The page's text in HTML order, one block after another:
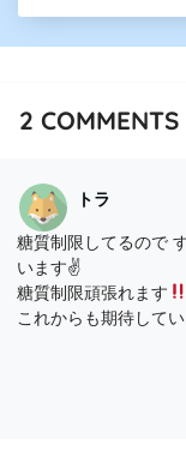
2 COMMENTS
トラ
糖質制限してるので
います✌️
糖質制限頑張れます
これからも期待して